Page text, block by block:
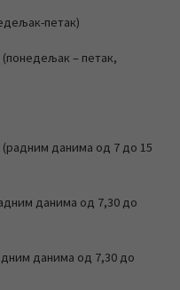
петак)
– петак,
(радним данима од 7 до 15
данима од 7,30 до
данима од 7,30 до